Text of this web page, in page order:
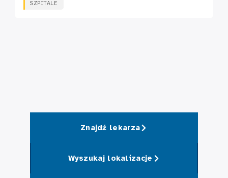
SZPITALE
Znajdź lekarza
Wyszukaj lokalizacje